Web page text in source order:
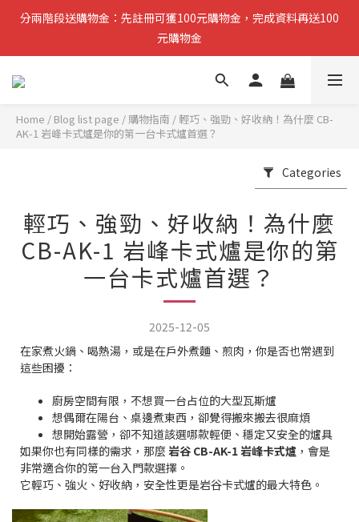
分兩階段送購物金：先註冊可獲100元購物金，完成資料再送100
元購物金
分兩階段送購物金：先註冊可獲100元購物金，完成資料再送100
元購物金
小提醒：先完成註冊即可領取第一筆購物金，稍後再補齊資料可再
複製分享連結給朋友，完成訂單推薦人可獲得200元購物金
分兩階段送購物金：先註冊可獲100元購物金，完成資料再送100
Home / Blog list page / 購物指南 /輕巧、強勁、好收納！為什麼 CB-
AK-1 岩峰卡式爐是你的第一台卡式爐首選？
Categories
輕巧、強勁、好收納！為什麼
CB-AK-1 岩峰卡式爐是你的第
一台卡式爐首選？
2025-12-05
在家煮火鍋、喝熱湯，或是在戶外煮麵、煎肉，你是否也常遇到
這些困擾：
廚房空間有限，不想買一台占位的大型瓦斯爐
想偶爾在陽台、桌邊煮東西，卻覺得搬來搬去很麻煩
想開始露營，卻不知道該選哪款輕便、穩定又安全的爐具
如果你也有同樣的需求，那麼 岩谷 CB-AK-1 岩峰卡式爐 ，會是
非常適合你的第一台入門款選擇。
它輕巧、強火、好收納，安全性更是岩谷卡式爐的最大特色。